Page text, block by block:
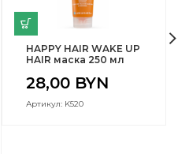
HAPPY HAIR WAKE UP
HAIR маска 250 мл
28,00 BYN
Артикул: K520